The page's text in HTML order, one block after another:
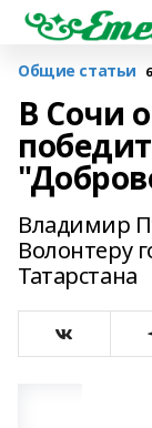
Общие статьи
В Сочи
Владимир
Волонтеру
Татарстана